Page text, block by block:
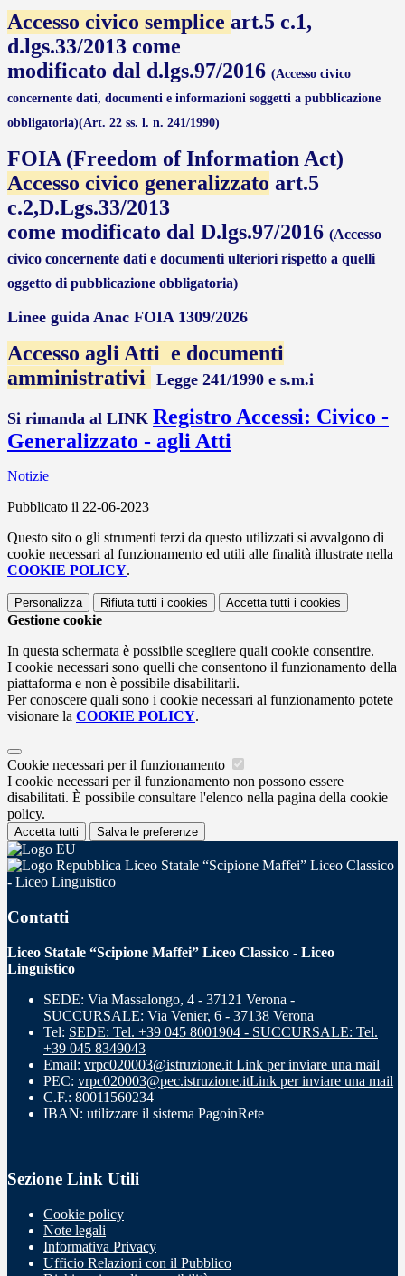
Accesso civico semplice art.5 c.1,
d.lgs.33/2013 come
modificato dal d.lgs.97/2016 (Accesso civico
concernente dati, documenti e informazioni soggetti a pubblicazione
obbligatoria)(Art. 22 ss. l. n. 241/1990)
FOIA (Freedom of Information Act)
Accesso civico generalizzato art.5
c.2,D.Lgs.33/2013
come modificato dal D.lgs.97/2016 (Accesso
civico concernente dati e documenti ulteriori rispetto a quelli
oggetto di pubblicazione obbligatoria)
Linee guida Anac FOIA 1309/2026
Accesso agli Atti e documenti
amministrativi
Legge 241/1990 e s.m.i
Si rimanda al LINK Registro Accessi: Civico -
Generalizzato - agli Atti
Notizie
Pubblicato il 22-06-2023
Questo sito o gli strumenti terzi da questo utilizzati si avvalgono di
cookie necessari al funzionamento ed utili alle finalità illustrate nella
COOKIE POLICY.
Personalizza Rifiuta tutti i cookies Accetta tutti i cookies
Gestione cookie
In questa schermata è possibile scegliere quali cookie consentire.
I cookie necessari sono quelli che consentono il funzionamento della
piattaforma e non è possibile disabilitarli.
Per conoscere quali sono i cookie necessari al funzionamento potete
visionare la COOKIE POLICY.
Cookie necessari per il funzionamento
I cookie necessari per il funzionamento non possono essere
disabilitati. È possibile consultare l'elenco nella pagina della cookie
policy.
Accetta tutti Salva le preferenze
Liceo Statale “Scipione Maffei” Liceo Classico
- Liceo Linguistico
Contatti
Liceo Statale “Scipione Maffei” Liceo Classico - Liceo
Linguistico
SEDE: Via Massalongo, 4 - 37121 Verona -
SUCCURSALE: Via Venier, 6 - 37138 Verona
Tel: SEDE: Tel. +39 045 8001904 - SUCCURSALE: Tel.
+39 045 8349043
Email: vrpc020003@istruzione.it Link per inviare una mail
PEC: vrpc020003@pec.istruzione.itLink per inviare una mail
C.F.: 80011560234
IBAN: utilizzare il sistema PagoinRete
Sezione Link Utili
Cookie policy
Note legali
Informativa Privacy
Ufficio Relazioni con il Pubblico